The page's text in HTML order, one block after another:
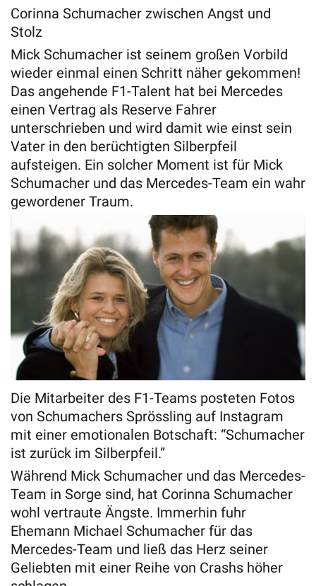
Corinna Schumacher zwischen Angst und
Stolz
Mick Schumacher ist seinem großen Vorbild
wieder einmal einen Schritt näher gekommen!
Das angehende F1-Talent hat bei Mercedes
einen Vertrag als Reserve Fahrer
unterschrieben und wird damit wie einst sein
Vater in den berüchtigten Silberpfeil
aufsteigen. Ein solcher Moment ist für Mick
Schumacher und das Mercedes-Team ein wahr
gewordener Traum.
Die Mitarbeiter des F1-Teams posteten Fotos
von Schumachers Sprössling auf Instagram
mit einer emotionalen Botschaft: “Schumacher
ist zurück im Silberpfeil.”
Während Mick Schumacher und das Mercedes-
Team in Sorge sind, hat Corinna Schumacher
wohl vertraute Ängste. Immerhin fuhr
Ehemann Michael Schumacher für das
Mercedes-Team und ließ das Herz seiner
Geliebten mit einer Reihe von Crashs höher